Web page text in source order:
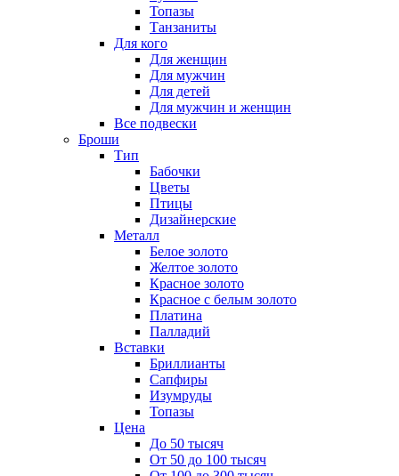
Топазы
Танзаниты
Для кого
Для женщин
Для мужчин
Для детей
Для мужчин и женщин
Все подвески
Броши
Тип
Бабочки
Цветы
Птицы
Дизайнерские
Металл
Белое золото
Желтое золото
Красное золото
Красное с белым золото
Платина
Палладий
Вставки
Бриллианты
Сапфиры
Изумруды
Топазы
Цена
До 50 тысяч
От 50 до 100 тысяч